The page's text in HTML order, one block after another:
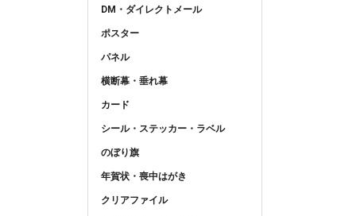
DM・ダイレクトメール
ポスター
パネル
横断幕・垂れ幕
カード
シール・ステッカー・ラベル
のぼり旗
年賀状・喪中はがき
クリアファイル